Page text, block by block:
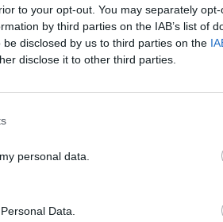
to your opt-out. You may separately
by third parties on the IAB’s list of
disclosed by us to third parties on the
disclose it to other third parties.
personal data.
Data.